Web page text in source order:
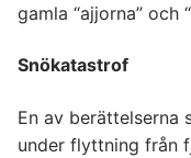
gamla “ajjorna” och
Snökatastrof
En av berättelserna
under flyttning från